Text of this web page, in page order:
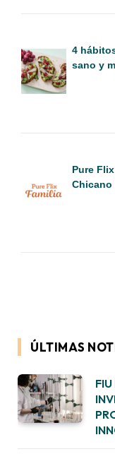
4
sano y
Pure
Chicano
ÚLTIMAS